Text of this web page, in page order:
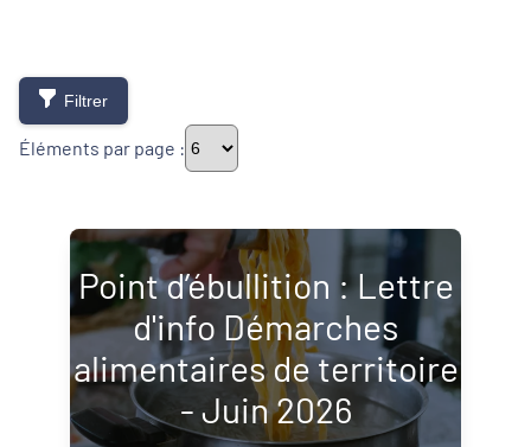
Filtrer
Éléments par page :
Typologie de newsletter
Newsletters
Lettres d'information
Thématiques
Point d’ébullition : Lettre
d'info Démarches
alimentaires de territoire
- Juin 2026